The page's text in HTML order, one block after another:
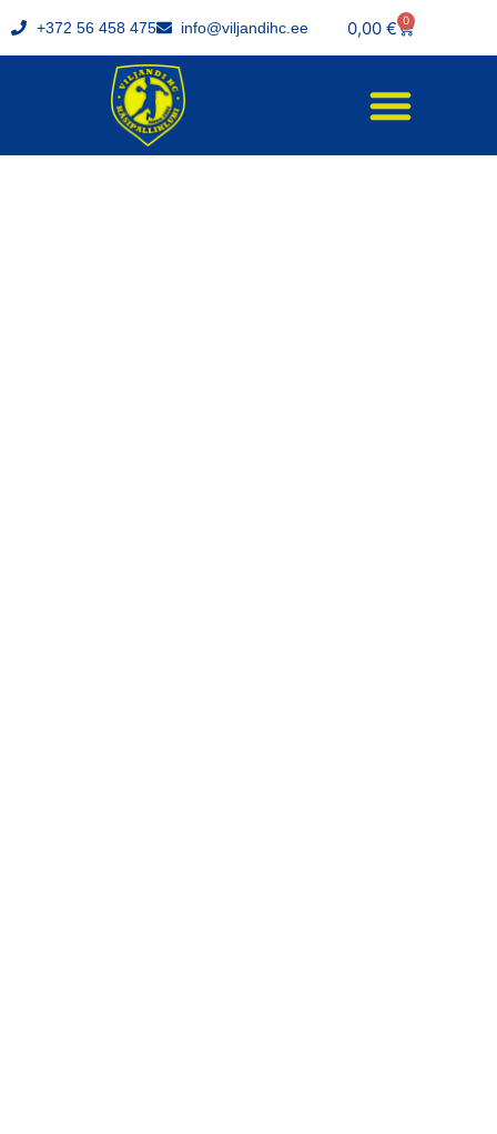
+372 56 458 475 info@viljandihc.ee 0,00 € 0